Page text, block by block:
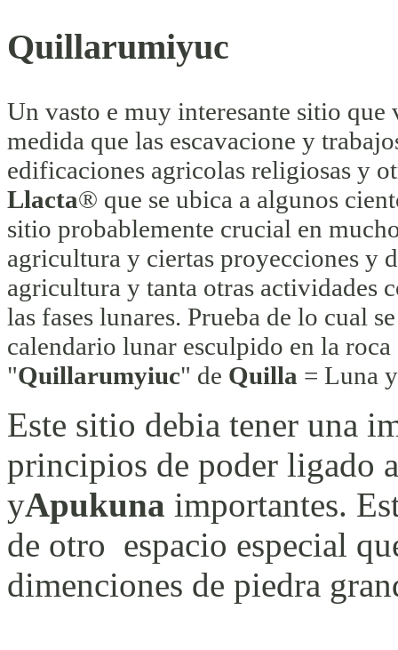
Quillarumiyuc
Un vasto e muy interesante sitio que
medida que las escavacione y
edificaciones agricolas religiosas y
Llacta® que se ubica a algunos
sitio probablemente crucial en
agricultura y ciertas proyecciones y
agricultura y tanta otras actividades
las fases lunares. Prueba de lo cual
calendario lunar esculpido en la
"Quillarumyiuc" de Quilla = Luna
Este sitio debia tener una
principios de poder ligado
yApukuna importantes.
de otro espacio especial
dimenciones de piedra